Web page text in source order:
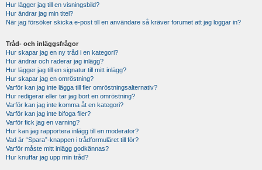
Hur lägger jag till en visningsbild?
Hur ändrar jag min titel?
När jag försöker skicka e-post till en användare så kräver forumet att jag loggar in?
Tråd- och inläggsfrågor
Hur skapar jag en ny tråd i en kategori?
Hur ändrar och raderar jag inlägg?
Hur lägger jag till en signatur till mitt inlägg?
Hur skapar jag en omröstning?
Varför kan jag inte lägga till fler omröstningsalternativ?
Hur redigerar eller tar jag bort en omröstning?
Varför kan jag inte komma åt en kategori?
Varför kan jag inte bifoga filer?
Varför fick jag en varning?
Hur kan jag rapportera inlägg till en moderator?
Vad är “Spara”-knappen i trådformuläret till för?
Varför måste mitt inlägg godkännas?
Hur knuffar jag upp min tråd?